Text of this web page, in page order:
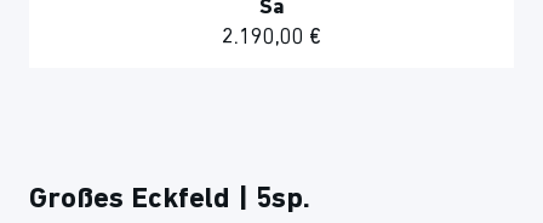
Sa
2.190,00 €
Großes Eckfeld | 5sp.